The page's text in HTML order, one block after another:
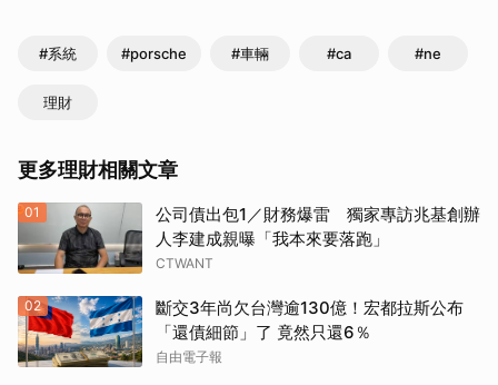
#系統 #porsche #車輛 #ca #ne
理財
更多理財相關文章
01
公司債出包1／財務爆雷 獨家專訪兆基創辦
人李建成親曝「我本來要落跑」
CTWANT
02
斷交3年尚欠台灣逾130億！宏都拉斯公布
「還債細節」了 竟然只還6％
自由電子報